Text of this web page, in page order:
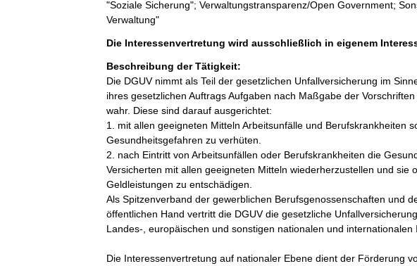
"Soziale Sicherung"; Verwaltungstransparenz/Open Government;
Verwaltung"
Die Interessenvertretung wird ausschließlich in eigenem
Beschreibung der Tätigkeit:
Die DGUV nimmt als Teil der gesetzlichen Unfallversicherung im
ihres gesetzlichen Auftrags Aufgaben nach Maßgabe der
wahr. Diese sind darauf ausgerichtet:
1. mit allen geeigneten Mitteln Arbeitsunfälle und Berufskrankheiten
Gesundheitsgefahren zu verhüten.
2. nach Eintritt von Arbeitsunfällen oder Berufskrankheiten die
Versicherten mit allen geeigneten Mitteln wiederherzustellen und sie
Geldleistungen zu entschädigen.
Als Spitzenverband der gewerblichen Berufsgenossenschaften und
öffentlichen Hand vertritt die DGUV die gesetzliche
Landes-, europäischen und sonstigen nationalen und internationalen
Die Interessenvertretung auf nationaler Ebene dient der Förderung